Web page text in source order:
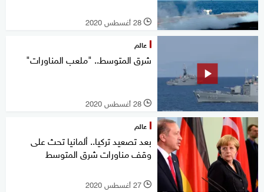
l 28 أغسطس 2020
عالم
شرق المتوسط.. "ملعب المناورات"
l 28 أغسطس 2020
عالم
بعد تصعيد تركيا.. ألمانيا تحث على
وقف مناورات شرق المتوسط
l 27 أغسطس 2020